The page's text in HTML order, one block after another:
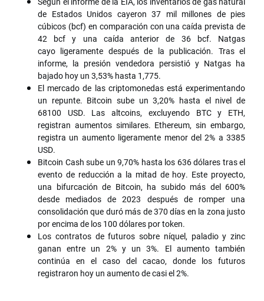
de Estados Unidos cayeron 37 mil millones de pies
cúbicos (bcf) en comparación con una caída prevista de
42 bcf y una caída anterior de 36 bcf. Natgas
cayo ligeramente después de la publicación. Tras el
informe, la presión vendedora persistió y Natgas ha
bajado hoy un 3,53% hasta 1,775.
El mercado de las criptomonedas está experimentando
un repunte. Bitcoin sube un 3,20% hasta el nivel de
68100 USD. Las altcoins, excluyendo BTC y ETH,
registran aumentos similares. Ethereum, sin embargo,
registra un aumento ligeramente menor del 2% a 3385
USD.
Bitcoin Cash sube un 9,70% hasta los 636 dólares tras el
evento de reducción a la mitad de hoy. Este proyecto,
una bifurcación de Bitcoin, ha subido más del 600%
desde mediados de 2023 después de romper una
consolidación que duró más de 370 días en la zona justo
por encima de los 100 dólares por token.
Los contratos de futuros sobre níquel, paladio y zinc
ganan entre un 2% y un 3%. El aumento también
continúa en el caso del cacao, donde los futuros
registraron hoy un aumento de casi el 2%.